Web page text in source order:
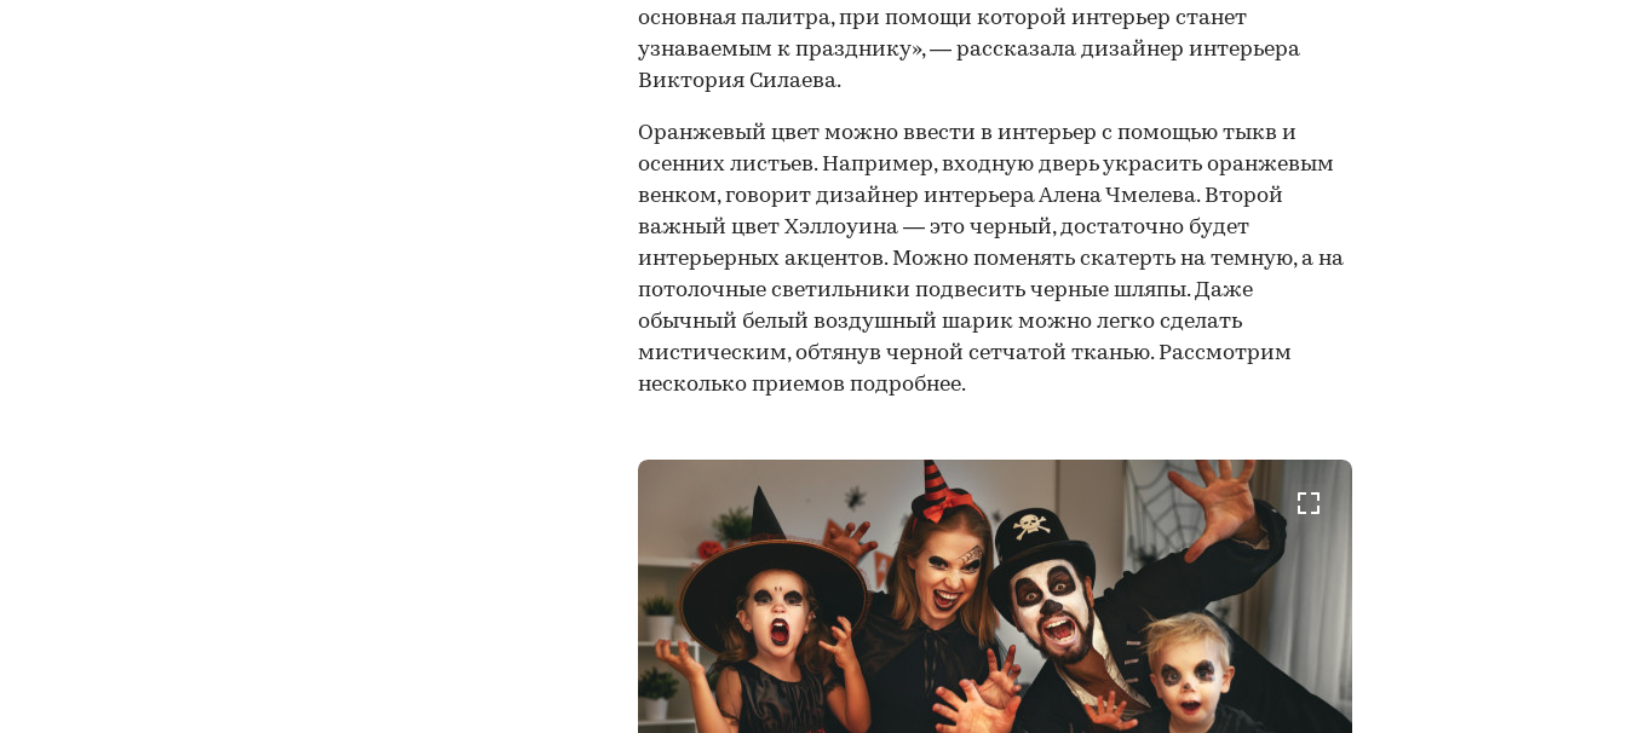
основная палитра, при помощи которой интерьер станет
узнаваемым к празднику», — рассказала дизайнер интерьера
Виктория Силаева.
Оранжевый цвет можно ввести в интерьер с помощью тыкв и
осенних листьев. Например, входную дверь украсить оранжевым
венком, говорит дизайнер интерьера Алена Чмелева. Второй
важный цвет Хэллоуина — это черный, достаточно будет
интерьерных акцентов. Можно поменять скатерть на темную, а на
потолочные светильники подвесить черные шляпы. Даже
обычный белый воздушный шарик можно легко сделать
мистическим, обтянув черной сетчатой тканью. Рассмотрим
несколько приемов подробнее.